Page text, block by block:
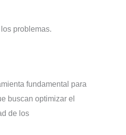
problemas.
fundamental para
buscan optimizar el
de los